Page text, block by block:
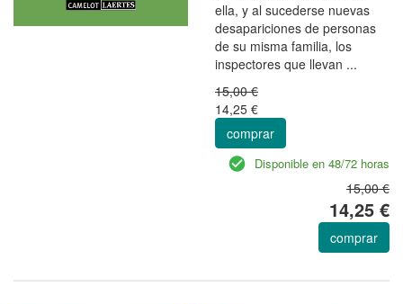
ella, y al sucederse nuevas
desapariciones de personas
de su misma familia, los
inspectores que llevan ...
15,00 €
14,25 €
comprar
Disponible en 48/72 horas
15,00 €
14,25 €
comprar